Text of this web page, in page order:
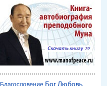
Благословение БогЛюбовь